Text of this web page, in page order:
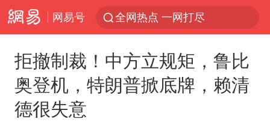
网易号 全网热点 一网打尽
拒撤制裁！中方立规矩，鲁比
奥登机，特朗普掀底牌，赖清
德很失意